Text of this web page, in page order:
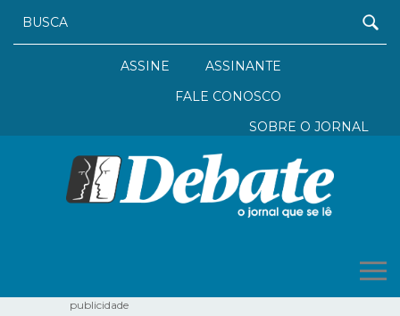
ASSINANTE
ASSINE
FALE CONOSCO
SOBRE O JORNAL
publicidade